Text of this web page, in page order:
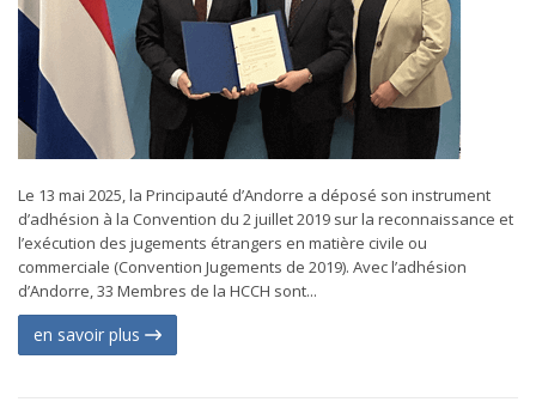
Le 13 mai 2025, la Principauté d’Andorre a déposé son instrument
d’adhésion à la Convention du 2 juillet 2019 sur la reconnaissance et
l’exécution des jugements étrangers en matière civile ou
commerciale (Convention Jugements de 2019). Avec l’adhésion
d’Andorre, 33 Membres de la HCCH sont...
en savoir plus